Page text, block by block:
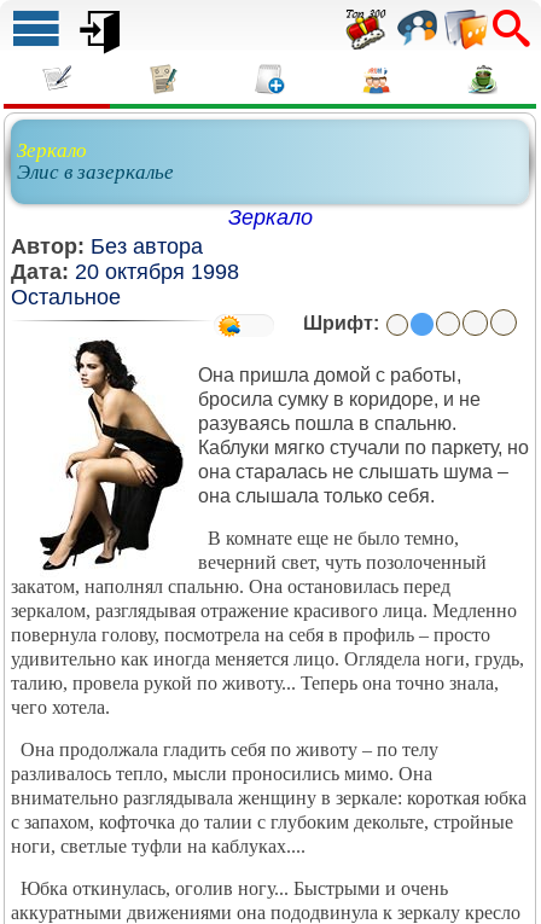
Зеркало
Элис в зазеркалье
Зеркало
Автор: Без автора
Дата: 20 октября 1998
Остальное
Шрифт:
Она пришла домой с работы,
бросила сумку в коридоре, и не
разуваясь пошла в спальню.
Каблуки мягко стучали по паркету, но
она старалась не слышать шума –
она слышала только себя.
В комнате еще не было темно,
вечерний свет, чуть позолоченный
закатом, наполнял спальню. Она остановилась перед
зеркалом, разглядывая отражение красивого лица. Медленно
повернула голову, посмотрела на себя в профиль – просто
удивительно как иногда меняется лицо. Оглядела ноги, грудь,
талию, провела рукой по животу... Теперь она точно знала,
чего хотела.
Она продолжала гладить себя по животу – по телу
разливалось тепло, мысли проносились мимо. Она
внимательно разглядывала женщину в зеркале: короткая юбка
с запахом, кофточка до талии с глубоким декольте, стройные
ноги, светлые туфли на каблуках....
Юбка откинулась, оголив ногу... Быстрыми и очень
аккуратными движениями она пододвинула к зеркалу кресло